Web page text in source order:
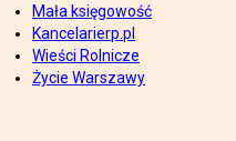
Mała księgowość
Kancelarierp.pl
Wieści Rolnicze
Życie Warszawy